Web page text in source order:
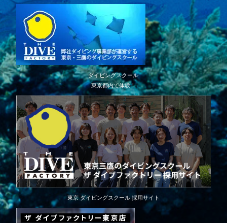
ダイビングスクール
東京都内で体験！
東京 ダイビングスクール 採用サイト